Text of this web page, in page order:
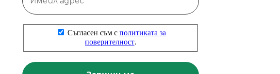
Съгласен съм с политиката за
поверителност.